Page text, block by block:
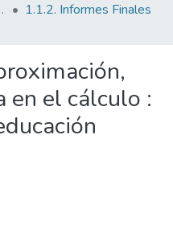
1.1.2. Informes Finales
en el cálculo :